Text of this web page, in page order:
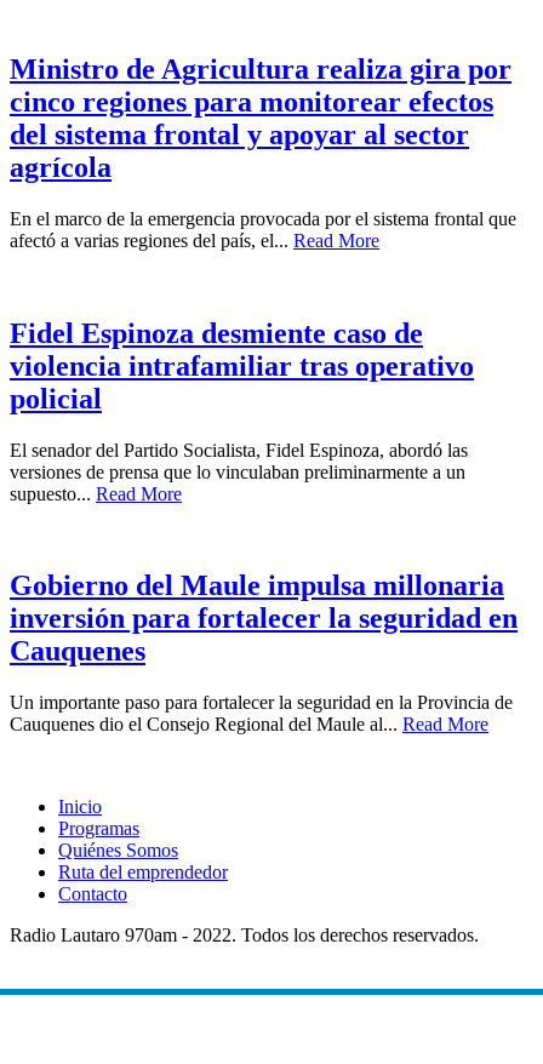
Ministro de Agricultura realiza gira por
cinco regiones para monitorear efectos
del sistema frontal y apoyar al sector
agrícola
En el marco de la emergencia provocada por el sistema frontal que
afectó a varias regiones del país, el... Read More
Fidel Espinoza desmiente caso de
violencia intrafamiliar tras operativo
policial
El senador del Partido Socialista, Fidel Espinoza, abordó las
versiones de prensa que lo vinculaban preliminarmente a un
supuesto... Read More
Gobierno del Maule impulsa millonaria
inversión para fortalecer la seguridad en
Cauquenes
Un importante paso para fortalecer la seguridad en la Provincia de
Cauquenes dio el Consejo Regional del Maule al... Read More
Inicio
Programas
Quiénes Somos
Ruta del emprendedor
Contacto
Radio Lautaro 970am - 2022. Todos los derechos reservados.